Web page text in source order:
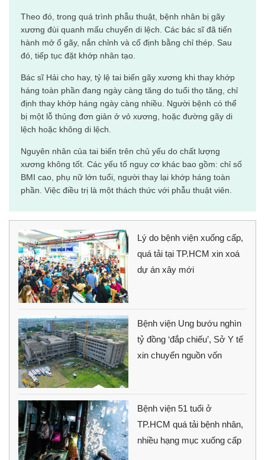
Theo đó, trong quá trình phẫu thuật, bệnh nhân bị gãy
xương đùi quanh mấu chuyển di lệch. Các bác sĩ đã tiến
hành mở ổ gãy, nắn chỉnh và cố định bằng chỉ thép. Sau
đó, tiếp tục đặt khớp nhân tạo.
Bác sĩ Hải cho hay, tỷ lệ tai biến gãy xương khi thay khớp
háng toàn phần đang ngày càng tăng do tuổi thọ tăng, chỉ
định thay khớp háng ngày càng nhiều. Người bệnh có thể
bị một lỗ thủng đơn giản ở vỏ xương, hoặc đường gãy di
lệch hoặc không di lệch.
Nguyên nhân của tai biến trên chủ yếu do chất lượng
xương không tốt. Các yếu tố nguy cơ khác bao gồm: chỉ số
BMI cao, phụ nữ lớn tuổi, người thay lại khớp háng toàn
phần. Việc điều trị là một thách thức với phẫu thuật viên.
Lý do bệnh viện xuống cấp,
quá tải tại TP.HCM xin xoá
dự án xây mới
Bệnh viện Ung bướu nghìn
tỷ đồng ‘đắp chiếu’, Sở Y tế
xin chuyển nguồn vốn
Bệnh viện 51 tuổi ở
TP.HCM quá tải bệnh nhân,
nhiều hạng mục xuống cấp